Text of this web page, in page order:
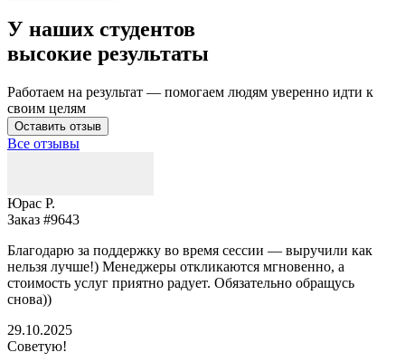
У наших студентов
высокие результаты
Работаем на результат — помогаем людям уверенно идти к
своим целям
Оставить отзыв
Все отзывы
Юрас Р.
Заказ #9643
Благодарю за поддержку во время сессии — выручили как
нельзя лучше!) Менеджеры откликаются мгновенно, а
стоимость услуг приятно радует. Обязательно обращусь
снова))
29.10.2025
Советую!